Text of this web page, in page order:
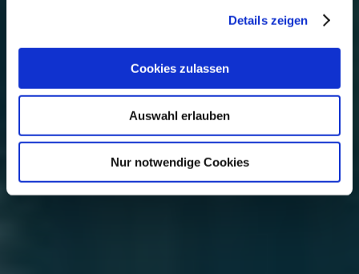
Details zeigen
Cookies zulassen
Auswahl erlauben
Nur notwendige Cookies